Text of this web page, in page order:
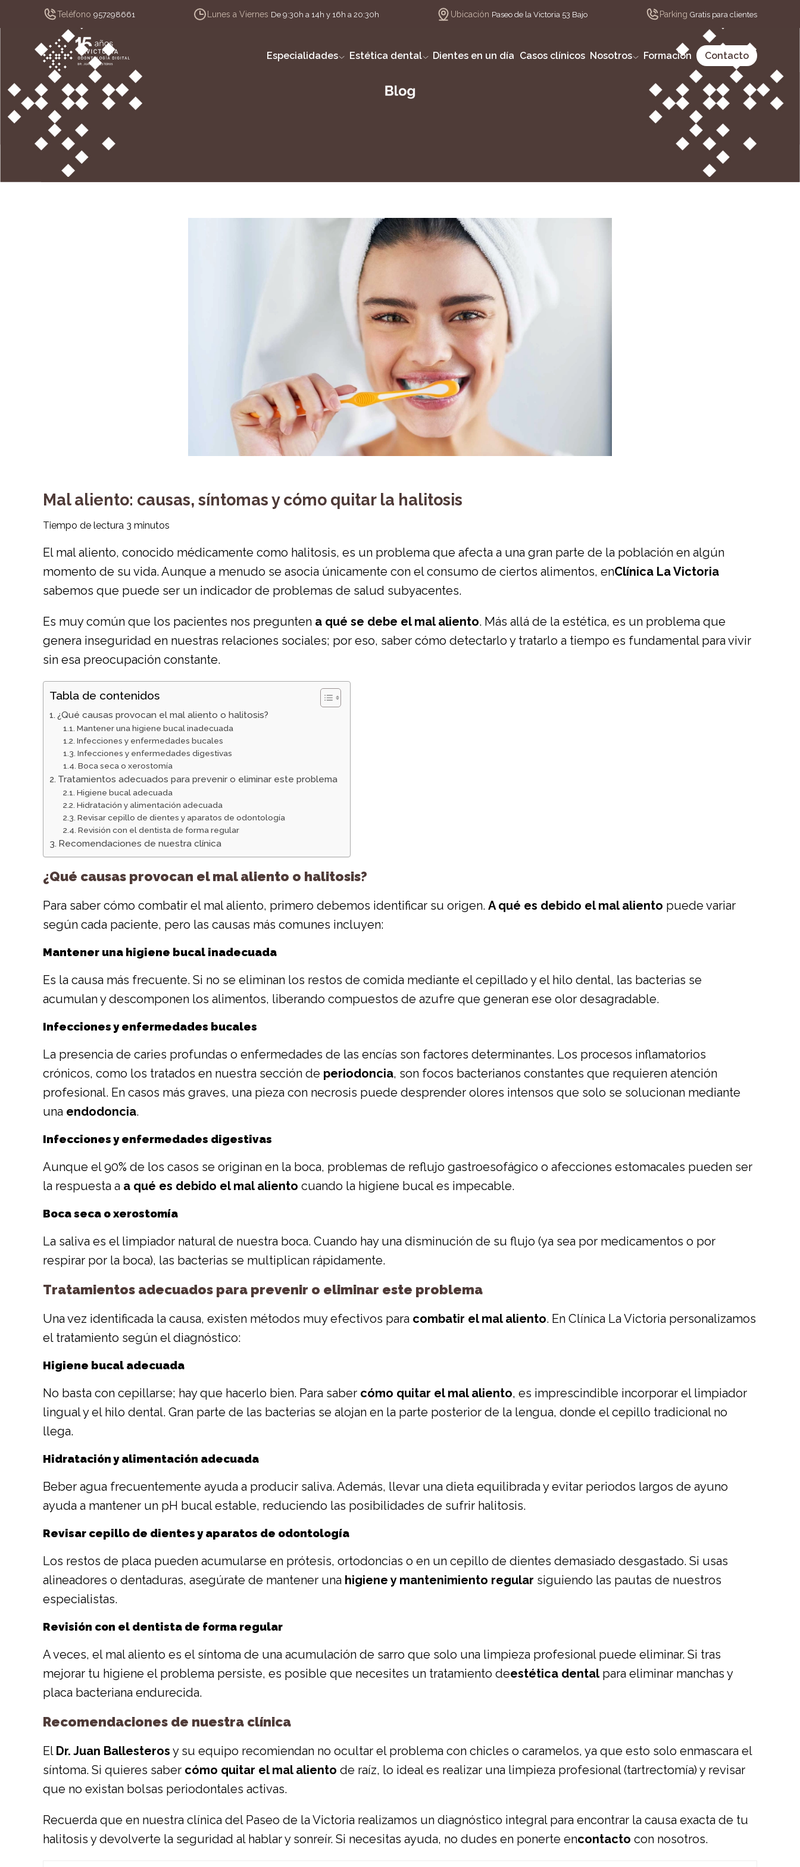
Teléfono 957298661 Lunes a Viernes De 9:30h a 14h y 16h a 20:30h Ubicación Paseo de la Victoria 53 Bajo Parking Gratis para clientes
Especialidades Estética dental Dientes en un día Casos clínicos Nosotros Formación Contacto
Mal aliento: causas, síntomas y cómo quitar la halitosis
Tiempo de lectura 3 minutos
El mal aliento, conocido médicamente como halitosis, es un problema que afecta a una gran parte de la población en algún
momento de su vida. Aunque a menudo se asocia únicamente con el consumo de ciertos alimentos, enClínica La Victoria
sabemos que puede ser un indicador de problemas de salud subyacentes.
Es muy común que los pacientes nos pregunten a qué se debe el mal aliento. Más allá de la estética, es un problema que
genera inseguridad en nuestras relaciones sociales; por eso, saber cómo detectarlo y tratarlo a tiempo es fundamental para vivir
sin esa preocupación constante.
Tabla de contenidos
¿Qué causas provocan el mal aliento o halitosis?
Mantener una higiene bucal inadecuada
Infecciones y enfermedades bucales
Infecciones y enfermedades digestivas
Boca seca o xerostomía
Tratamientos adecuados para prevenir o eliminar este problema
Higiene bucal adecuada
Hidratación y alimentación adecuada
Revisar cepillo de dientes y aparatos de odontología
Revisión con el dentista de forma regular
Recomendaciones de nuestra clínica
¿Qué causas provocan el mal aliento o halitosis?
Para saber cómo combatir el mal aliento, primero debemos identificar su origen. A qué es debido el mal aliento puede variar
según cada paciente, pero las causas más comunes incluyen:
Mantener una higiene bucal inadecuada
Es la causa más frecuente. Si no se eliminan los restos de comida mediante el cepillado y el hilo dental, las bacterias se
acumulan y descomponen los alimentos, liberando compuestos de azufre que generan ese olor desagradable.
Infecciones y enfermedades bucales
La presencia de caries profundas o enfermedades de las encías son factores determinantes. Los procesos inflamatorios
crónicos, como los tratados en nuestra sección de periodoncia, son focos bacterianos constantes que requieren atención
profesional. En casos más graves, una pieza con necrosis puede desprender olores intensos que solo se solucionan mediante
una endodoncia.
Infecciones y enfermedades digestivas
Aunque el 90% de los casos se originan en la boca, problemas de reflujo gastroesofágico o afecciones estomacales pueden ser
la respuesta a a qué es debido el mal aliento cuando la higiene bucal es impecable.
Boca seca o xerostomía
La saliva es el limpiador natural de nuestra boca. Cuando hay una disminución de su flujo (ya sea por medicamentos o por
respirar por la boca), las bacterias se multiplican rápidamente.
Tratamientos adecuados para prevenir o eliminar este problema
Una vez identificada la causa, existen métodos muy efectivos para combatir el mal aliento. En Clínica La Victoria personalizamos
el tratamiento según el diagnóstico:
Higiene bucal adecuada
No basta con cepillarse; hay que hacerlo bien. Para saber cómo quitar el mal aliento, es imprescindible incorporar el limpiador
lingual y el hilo dental. Gran parte de las bacterias se alojan en la parte posterior de la lengua, donde el cepillo tradicional no
llega.
Hidratación y alimentación adecuada
Beber agua frecuentemente ayuda a producir saliva. Además, llevar una dieta equilibrada y evitar periodos largos de ayuno
ayuda a mantener un pH bucal estable, reduciendo las posibilidades de sufrir halitosis.
Revisar cepillo de dientes y aparatos de odontología
Los restos de placa pueden acumularse en prótesis, ortodoncias o en un cepillo de dientes demasiado desgastado. Si usas
alineadores o dentaduras, asegúrate de mantener una higiene y mantenimiento regular siguiendo las pautas de nuestros
especialistas.
Revisión con el dentista de forma regular
A veces, el mal aliento es el síntoma de una acumulación de sarro que solo una limpieza profesional puede eliminar. Si tras
mejorar tu higiene el problema persiste, es posible que necesites un tratamiento deestética dentalpara eliminar manchas y
placa bacteriana endurecida.
Recomendaciones de nuestra clínica
El Dr. Juan Ballesteros y su equipo recomiendan no ocultar el problema con chicles o caramelos, ya que esto solo enmascara el
síntoma. Si quieres saber cómo quitar el mal aliento de raíz, lo ideal es realizar una limpieza profesional (tartrectomía) y revisar
que no existan bolsas periodontales activas.
Recuerda que en nuestra clínica del Paseo de la Victoria realizamos un diagnóstico integral para encontrar la causa exacta de tu
halitosis y devolverte la seguridad al hablar y sonreír. Si necesitas ayuda, no dudes en ponerte encontacto con nosotros.